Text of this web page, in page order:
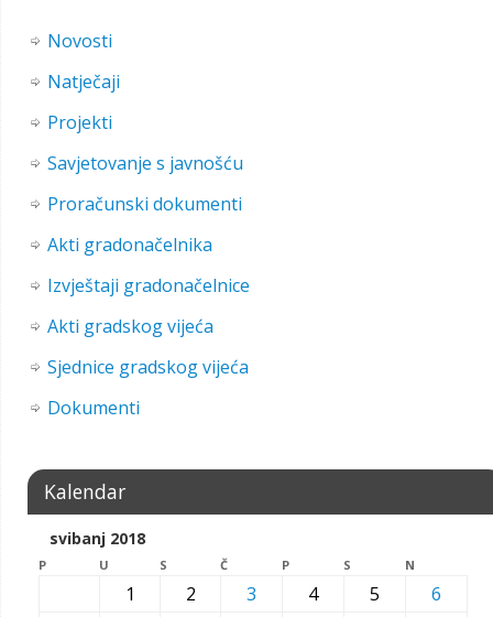
Novosti
Natječaji
Projekti
Savjetovanje s javnošću
Proračunski dokumenti
Akti gradonačelnika
Izvještaji gradonačelnice
Akti gradskog vijeća
Sjednice gradskog vijeća
Dokumenti
Kalendar
svibanj 2018
P U S Č P S N
1 2 3 4 5
6